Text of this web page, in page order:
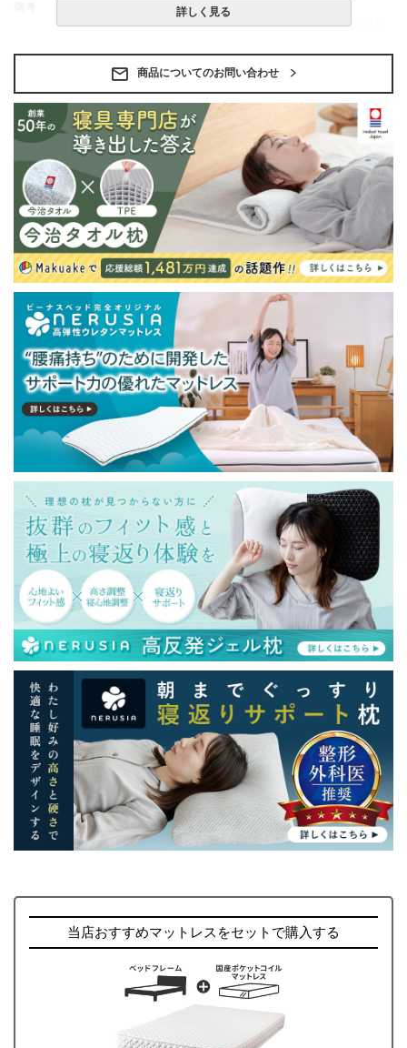
・配送日指定OK！
※北海道・沖縄・離島等一部地域へのお届けは別途送料
る場合があります。
詳しく見る
商品についてのお問い合わせ
当店おすすめマットレスをセットで購入する